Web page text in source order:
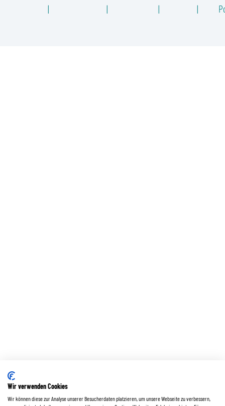
Wir verwenden Cookies
Wir können diese zur Analyse unserer Besucherdaten platzieren, um unsere Webseite zu verbessern,